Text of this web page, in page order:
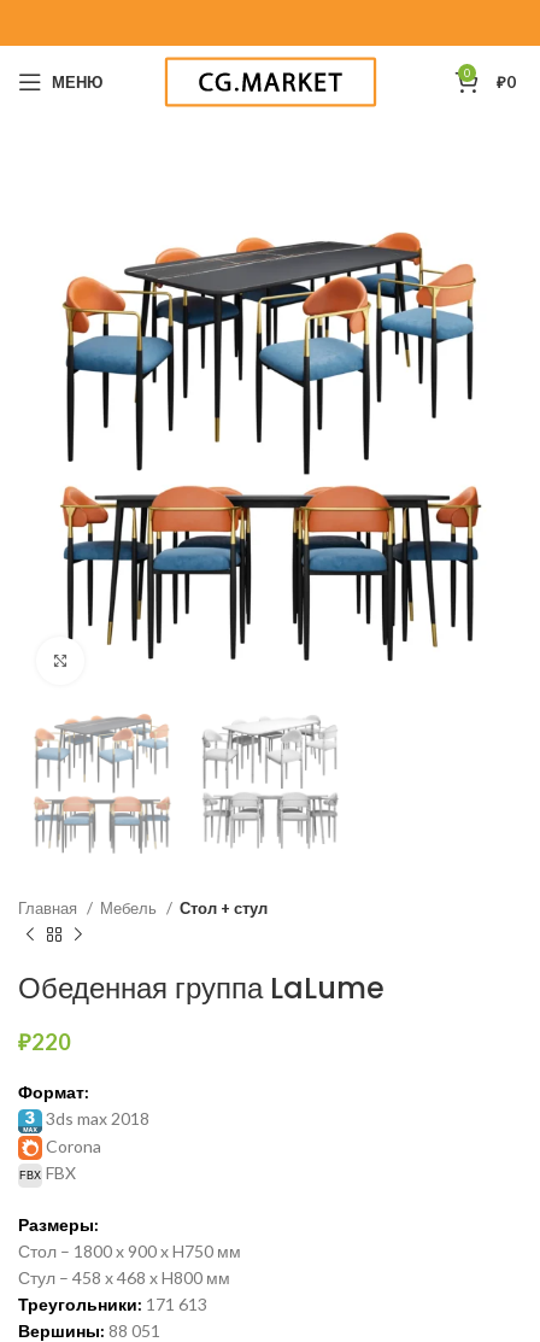
МЕНЮ 0 ₽0
Нажмите, чтобы увеличить
Главная Мебель Стол + стул
Обеденная группа LaLume
₽220
Формат:
3ds max 2018
Corona
FBX
Размеры:
Стол – 1800 x 900 x H750 мм
Стул – 458 x 468 x H800 мм
Треугольники: 171 613
Вершины: 88 051